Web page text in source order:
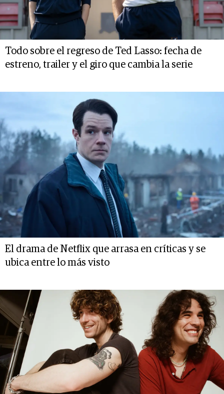
Todo sobre el regreso de Ted Lasso: fecha de
estreno, trailer y el giro que cambia la serie
El drama de Netflix que arrasa en críticas y se
ubica entre lo más visto